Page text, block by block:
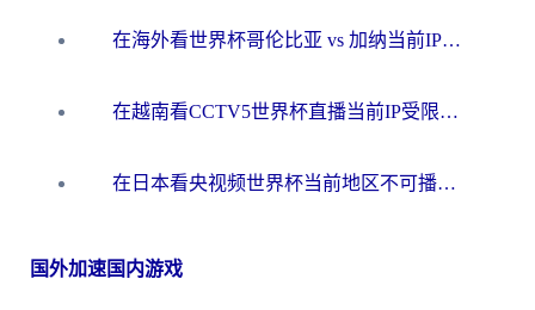
在海外看世界杯哥伦比亚 vs 加纳当前IP受限制？这篇指南帮你流畅看中文解说赛事
在越南看CCTV5世界杯直播当前IP受限制？海外党体育观赛终极指南来了
在日本看央视频世界杯当前地区不可播放？海外党体育观赛终极指南
国外加速国内游戏